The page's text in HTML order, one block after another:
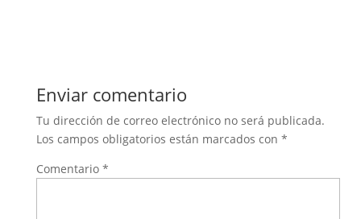
Enviar comentario
Tu dirección de correo electrónico no será publicada.
Los campos obligatorios están marcados con *
Comentario *